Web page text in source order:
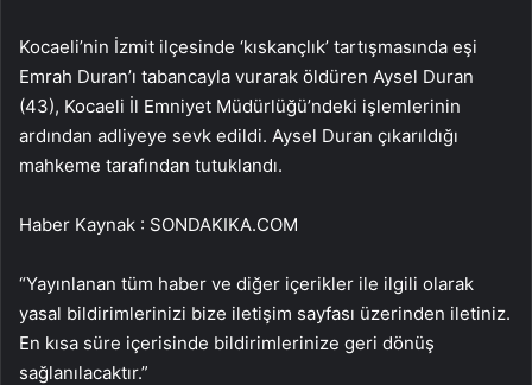
Kocaeli’nin İzmit ilçesinde ‘kıskançlık’ tartışmasında eşi
Emrah Duran’ı tabancayla vurarak öldüren Aysel Duran
(43), Kocaeli İl Emniyet Müdürlüğü’ndeki işlemlerinin
ardından adliyeye sevk edildi. Aysel Duran çıkarıldığı
mahkeme tarafından tutuklandı.
Haber Kaynak : SONDAKIKA.COM
“Yayınlanan tüm haber ve diğer içerikler ile ilgili olarak
yasal bildirimlerinizi bize iletişim sayfası üzerinden iletiniz.
En kısa süre içerisinde bildirimlerinize geri dönüş
sağlanılacaktır.”